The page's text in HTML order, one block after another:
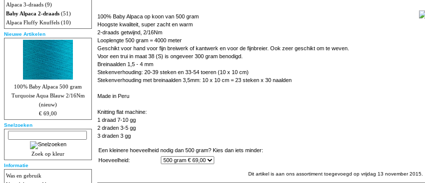
Alpaca 3-draads (9)
Baby Alpaca 2-draads (51)
Alpaca Fluffy Knuffels (10)
Nieuwe Artikelen
100% Baby Alpaca 500 gram
Turquoise Aqua Blauw 2/16Nm
(nieuw)
€ 69,00
Snelzoeken
Zoek op kleur
Informatie
Was en gebruik
100% Baby Alpaca op koon van 500 gram
Hoogste kwaliteit, super zacht en warm
2-draads getwijnd, 2/16Nm
Looplengte 500 gram = 4000 meter
Geschikt voor hand voor fijn breiwerk of kantwerk en voor de fijnbreier. Ook zeer geschikt om te weven.
Voor een trui in maat 38 (S) is ongeveer 300 gram benodigd.
Breinaalden 1,5 - 4 mm
Stekenverhouding: 20-39 steken en 33-54 toeren (10 x 10 cm)
Stekenverhouding met breinaalden 3,5mm: 10 x 10 cm = 23 steken x 30 naalden
Made in Peru
Knitting flat machine:
1 draad 7-10 gg
2 draden 3-5 gg
3 draden 3 gg
Een kleinere hoeveelheid nodig dan 500 gram? Kies dan iets minder:
Hoeveelheid:
Dit artikel is aan ons assortiment toegevoegd op vrijdag 13 november 2015.